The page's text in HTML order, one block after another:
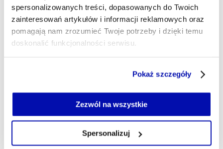
spersonalizowanych treści, dopasowanych do Twoich
zainteresowań artykułów i informacji reklamowych oraz
pomagają nam zrozumieć Twoje potrzeby i dzięki temu
doskonalić funkcjonalności serwisu.
Jeżeli nie wyrażasz zgody na zapisywanie plików cookie,
możesz łatwo zarządzać swoimi uprawnieniami, np. we
własnej przeglądarce internetowej lub po wybraniu opcji
Pokaż szczegóły
Zezwól na wszystkie
Spersonalizuj
wynosi ok. 1,6 mld zł w 2025 r., natomiast
skumulowany sięga 3,7 mld zł. W skali
budżetu nie jest to oszałamiająca kwota, ale
nie jest też niebagatelna.